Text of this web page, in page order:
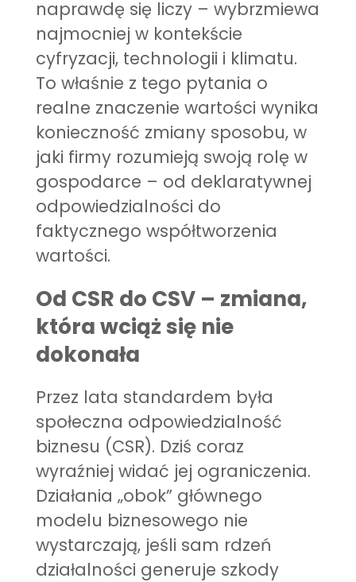
naprawdę się liczy – wybrzmiewa
najmocniej w kontekście
cyfryzacji, technologii i klimatu.
To właśnie z tego pytania o
realne znaczenie wartości wynika
konieczność zmiany sposobu, w
jaki firmy rozumieją swoją rolę w
gospodarce – od deklaratywnej
odpowiedzialności do
faktycznego współtworzenia
wartości.
Od CSR do CSV – zmiana,
która wciąż się nie
dokonała
Przez lata standardem była
społeczna odpowiedzialność
biznesu (CSR). Dziś coraz
wyraźniej widać jej ograniczenia.
Działania „obok” głównego
modelu biznesowego nie
wystarczają, jeśli sam rdzeń
działalności generuje szkody